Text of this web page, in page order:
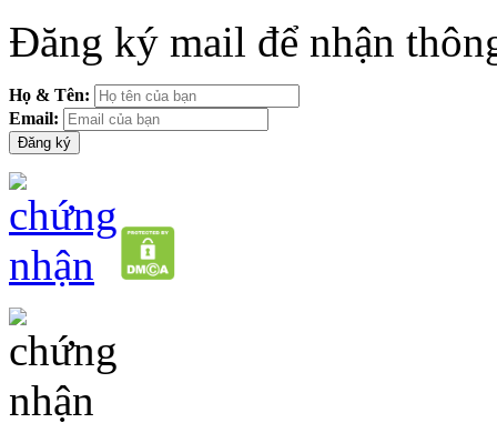
Đăng ký mail để nhận
Họ & Tên:
Email: